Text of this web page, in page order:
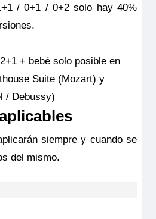
por 7.171€ 6.454€ p.p.
por8.571€
Reservar
king, convertible en dos
altura, escritorio/ zona de minibar
TV HD, caja fuerte, secador,
USB y ventana de suelo a
/ 0+1 / 0+2 solo hay 40%
+ bebé solo posible en
Suite (Mozart) y
/ Debussy)
siempre y cuando se
del mismo.